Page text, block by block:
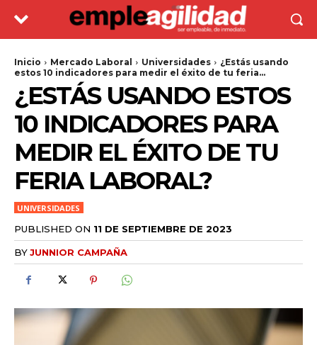
Inicio Mercado Laboral Universidades
¿Estás usando
estos 10 indicadores para medir el éxito de tu feria...
¿ESTÁS USANDO ESTOS
10 INDICADORES PARA
MEDIR EL ÉXITO DE TU
FERIA LABORAL?
UNIVERSIDADES
PUBLISHED ON 11 DE SEPTIEMBRE DE 2023
BYJUNNIOR CAMPAÑA